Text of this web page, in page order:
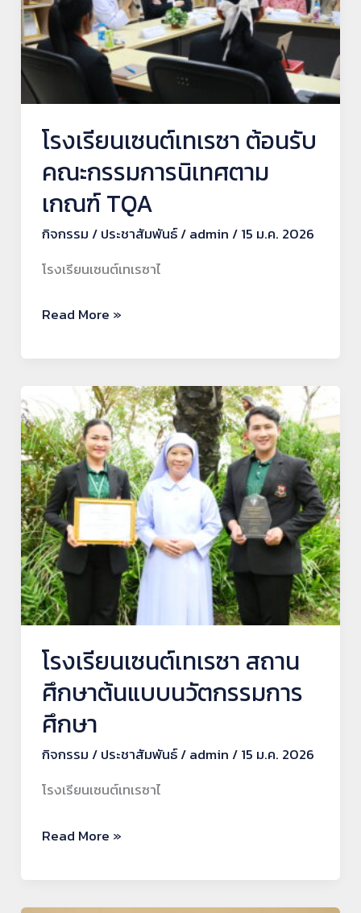
โรงเรียนเซนต์เทเรซา ต้อนรับ
คณะกรรมการนิเทศตาม
เกณฑ์ TQA
กิจกรรม /ประชาสัมพันธ์/admin /15 ม.ค. 2026
โรงเรียนเซนต์เทเรซาไ
คณะ
กรรมการ
ตาม
เกณฑ์
TQA
Read More »
โรงเรียนเซนต์เทเรซา สถาน
ศึกษาต้นแบบนวัตกรรมการ
ศึกษา
กิจกรรม /ประชาสัมพันธ์/admin /15 ม.ค. 2026
โรงเรียนเซนต์เทเรซาไ
โรงเรียน
เซนต์
เท
เรซา
สถาน
ศึกษา
ต้นแบบ
นวัตกรรม
การ
ศึกษา
Read More »